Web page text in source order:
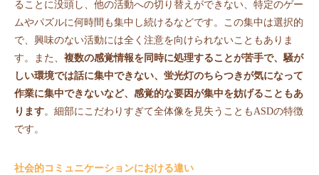
ることに没頭し、他の活動への切り替えができない、特定のゲー
ムやパズルに何時間も集中し続けるなどです。この集中は選択的
で、興味のない活動には全く注意を向けられないこともありま
す。また、 複数の感覚情報を同時に処理することが苦手で、騒が
しい環境では話に集中できない、蛍光灯のちらつきが気になって
作業に集中できないなど、感覚的な要因が集中を妨げることもあ
ります。細部にこだわりすぎて全体像を見失うこともASDの特徴
です。
社会的コミュニケーションにおける違い